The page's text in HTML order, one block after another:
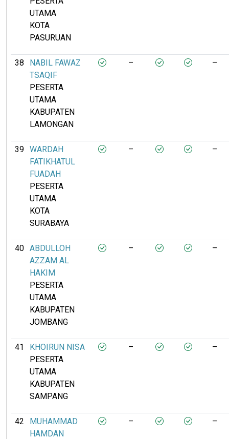
UTAMA
KOTA
PASURUAN
38
NABIL FAWAZ
TSAQIF
PESERTA
UTAMA
KABUPATEN
LAMONGAN
– –
39
WARDAH
FATIKHATUL
FUADAH
PESERTA
UTAMA
KOTA
SURABAYA
– –
40
ABDULLOH
AZZAM AL
HAKIM
PESERTA
UTAMA
KABUPATEN
JOMBANG
– –
41
KHOIRUN NISA
PESERTA
UTAMA
KABUPATEN
SAMPANG
– –
42
MUHAMMAD
HAMDAN
– –